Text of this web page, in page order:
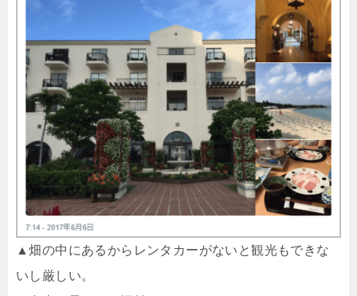
▲畑の中にあるからレンタカーがないと観光もできな
いし厳しい。